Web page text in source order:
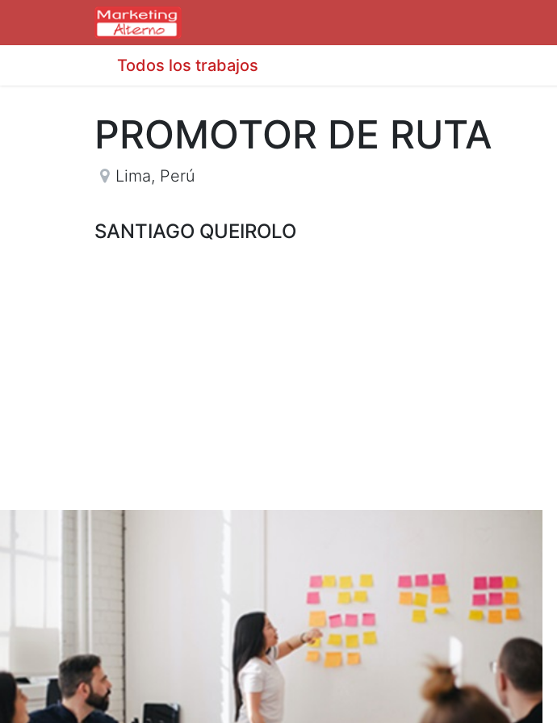
Todos los trabajos
PROMOTOR DE RUTA
Lima, Perú
SANTIAGO QUEIROLO